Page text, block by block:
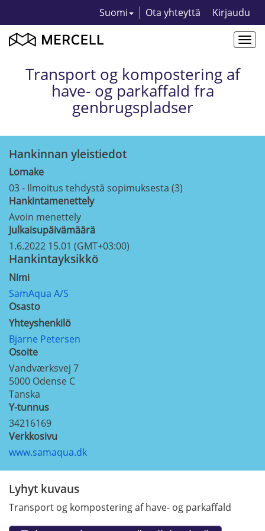
Suomi Ota yhteyttä Kirjaudu
Transport og kompostering af
have- og parkaffald fra
genbrugspladser
Hankinnan yleistiedot
Lomake
03 - Ilmoitus tehdystä sopimuksesta (3)
Hankintamenettely
Avoin menettely
Julkaisupäivämäärä
1.6.2022 15.01 (GMT+03:00)
Hankintayksikkö
Nimi
SamAqua A/S
Osasto
Yhteyshenkilö
Bjarne Petersen
Osoite
Vandværksvej 7
5000 Odense C
Tanska
Y-tunnus
34216169
Verkkosivu
www.samaqua.dk
Lyhyt kuvaus
Transport og kompostering af have- og parkaffald